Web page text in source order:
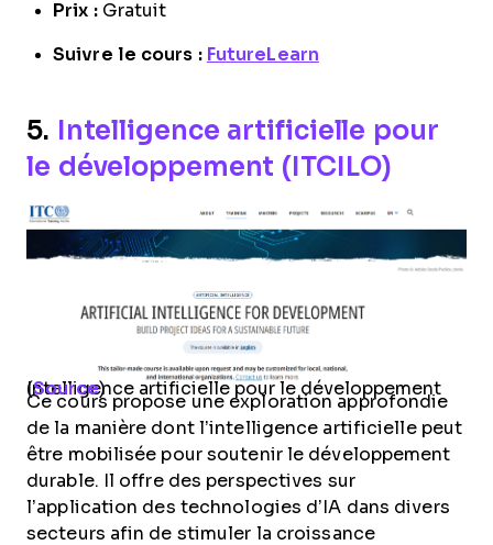
Prix :Gratuit
Suivre le cours : FutureLearn
5.
Intelligence artificielle pour
le développement (ITCILO)
Intelligence artificielle pour le développement (Source)
Ce cours propose une exploration approfondie
de la manière dont l’intelligence artificielle peut
être mobilisée pour soutenir le développement
durable. Il offre des perspectives sur
l’application des technologies d’IA dans divers
secteurs afin de stimuler la croissance